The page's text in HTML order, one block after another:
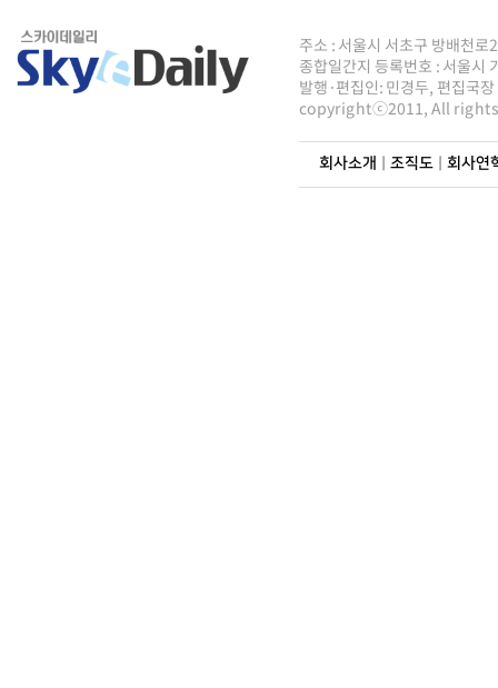
주소 : 서울시 서초구 방배천
종합일간지 등록번호 : 서울
발행·편집인: 민경두, 편집국
copyrightⓒ2011, All rights
회사소개 조직도| 회사연